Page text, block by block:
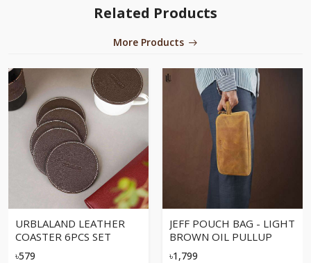
Related Products
More Products
URBLALAND LEATHER
COASTER 6PCS SET
৳579
JEFF POUCH BAG - LIGHT
BROWN OIL PULLUP
৳1,799